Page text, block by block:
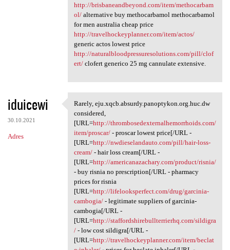
http://brisbaneandbeyond.com/item/methocarbam
ol/alternative buy methocarbamol methocarbamol
for men australia cheap price
http://travelhockeyplanner.com/item/actos/
generic actos lowest price
http://naturalbloodpressuresolutions.com/pill/clof
ert/clofert generico 25 mg cannulate extensive.
iduicewi
30.10.2021
Adres
Rarely, eju.xqcb.absurdy
Rarely, eju.xqcb.absurdy.panoptykon.org.huc.dw
considered,
[URL=http://thrombosedexternalhemorrhoids.com/
item/proscar/- proscar lowest price[/URL -
[URL=http://nwdieselandauto.com/pill/hair-loss-
cream/- hair loss cream[/URL -
[URL=http://americanazachary.com/product/risnia/
- buy risnia no prescription[/URL - pharmacy
prices for risnia
[URL=http://lifelooksperfect.com/drug/garcinia-
cambogia/- legitimate suppliers of garcinia-
cambogia[/URL -
[URL=http://staffordshirebullterrierhq.com/sildigra
/- low cost sildigra[/URL -
[URL=http://travelhockeyplanner.com/item/beclat